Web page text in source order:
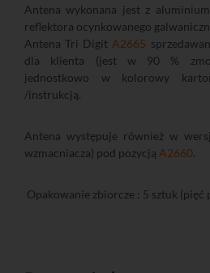
Antena wykonana jest z
reflektora ocynkowanego
Antena Tri Digit A2665
dla klienta (jest w 90 %
jednostkowo w kolorowy
/instrukcją.
Antena występuje również w
wzmacniacza) pod pozycją A2660.
Opakowanie zbiorcze : 5 sztuk